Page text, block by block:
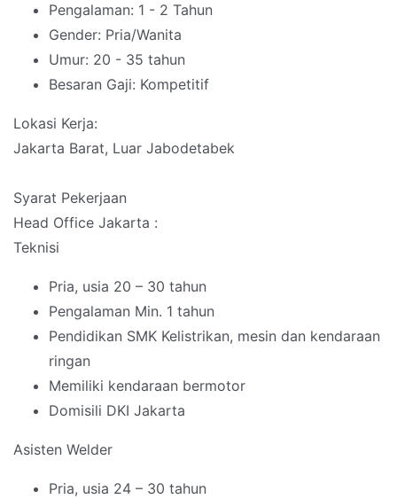
Pengalaman: 1 - 2 Tahun
Gender: Pria/Wanita
Umur: 20 - 35 tahun
Besaran Gaji: Kompetitif
Lokasi Kerja:
Jakarta Barat, Luar Jabodetabek
Syarat Pekerjaan
Head Office Jakarta :
Teknisi
Pria, usia 20 – 30 tahun
Pengalaman Min. 1 tahun
Pendidikan SMK Kelistrikan, mesin dan kendaraan
ringan
Memiliki kendaraan bermotor
Domisili DKI Jakarta
Asisten Welder
Pria, usia 24 – 30 tahun